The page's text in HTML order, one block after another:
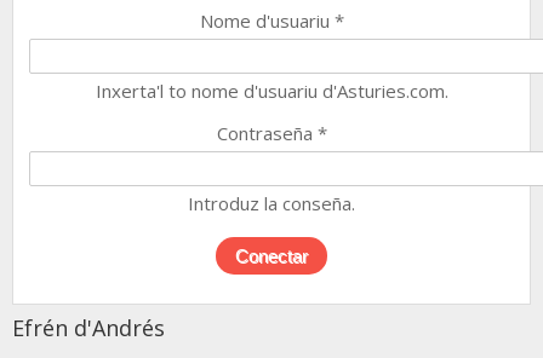
Nome d'usuariu *
Inxerta'l to nome d'usuariu d'Asturies.com.
Contraseña *
Introduz la conseña.
Efrén d'Andrés